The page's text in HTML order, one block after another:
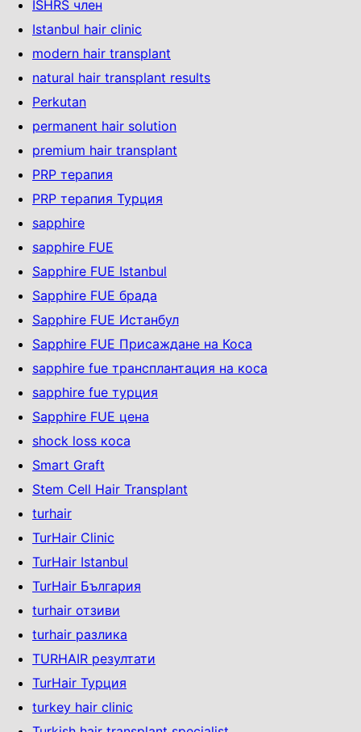
ISHRS член
Istanbul hair clinic
modern hair transplant
natural hair transplant results
Perkutan
permanent hair solution
premium hair transplant
PRP терапия
PRP терапия Турция
sapphire
sapphire FUE
Sapphire FUE Istanbul
Sapphire FUE брада
Sapphire FUE Истанбул
Sapphire FUE Присаждане на Коса
sapphire fue трансплантация на коса
sapphire fue турция
Sapphire FUE цена
shock loss коса
Smart Graft
Stem Cell Hair Transplant
turhair
TurHair Clinic
TurHair Istanbul
TurHair България
turhair отзиви
turhair разлика
TURHAIR резултати
TurHair Турция
turkey hair clinic